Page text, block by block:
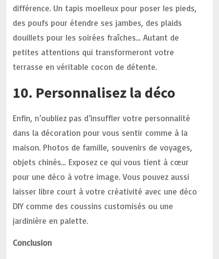
différence. Un tapis moelleux pour poser les pieds,
des poufs pour étendre ses jambes, des plaids
douillets pour les soirées fraîches… Autant de
petites attentions qui transformeront votre
terrasse en véritable cocon de détente.
10. Personnalisez la déco
Enfin, n’oubliez pas d’insuffler votre personnalité
dans la décoration pour vous sentir comme à la
maison. Photos de famille, souvenirs de voyages,
objets chinés… Exposez ce qui vous tient à cœur
pour une déco à votre image. Vous pouvez aussi
laisser libre court à votre créativité avec une déco
DIY comme des coussins customisés ou une
jardinière en palette.
Conclusion